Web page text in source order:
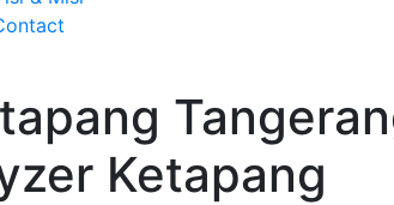
Ketapang